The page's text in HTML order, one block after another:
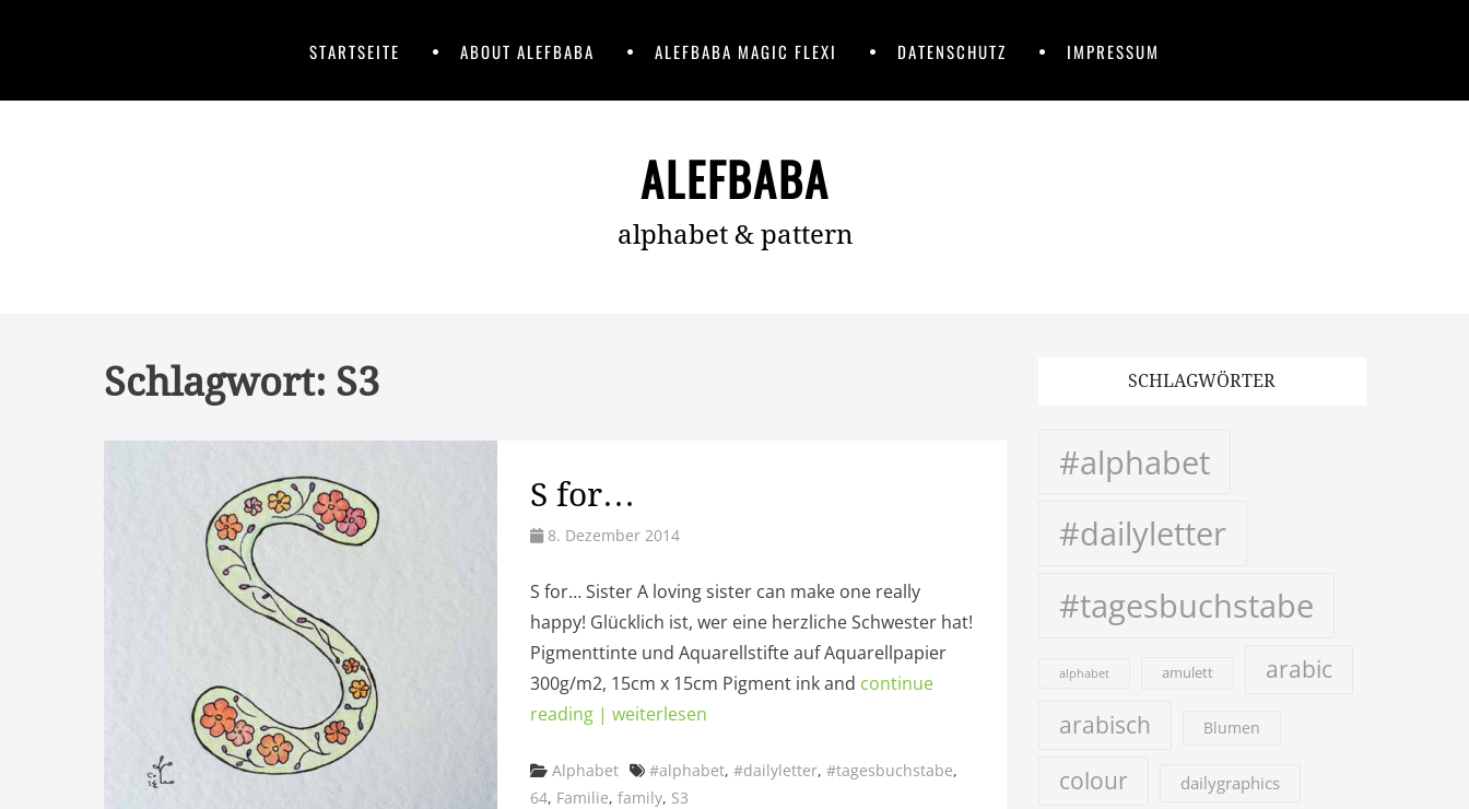
Menu
STARTSEITE ABOUT ALEFBABA ALEFBABA MAGIC FLEXI DATENSCHUTZ IMPRESSUM
ALEFBABA
alphabet & pattern
Schlagwort: S3
S for…
8. Dezember 2014
S for… Sister A loving sister can make one really
happy! Glücklich ist, wer eine herzliche Schwester hat!
Pigmenttinte und Aquarellstifte auf Aquarellpapier
300g/m2, 15cm x 15cm Pigment ink and continue
reading | weiterlesen
Categories
Alphabet Tags
#alphabet, #dailyletter, #tagesbuchstabe,
64, Familie, family, S3
SCHLAGWÖRTER
#alphabet
#dailyletter
#tagesbuchstabe
alphabet amulett
arabic
arabisch
Blumen
colour dailygraphics